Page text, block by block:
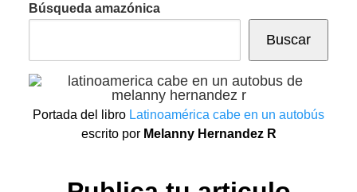
Búsqueda amazónica
Buscar
Portada del libro Latinoamérica cabe en un autobús
escrito por Melanny Hernandez R